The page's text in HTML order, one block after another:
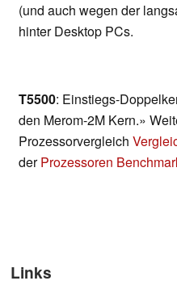
(und auch wegen der
hinter Desktop PCs.
T5500: Einstiegs-
den Merom-2M Kern.»
Prozessorvergleich
derProzessoren
Links